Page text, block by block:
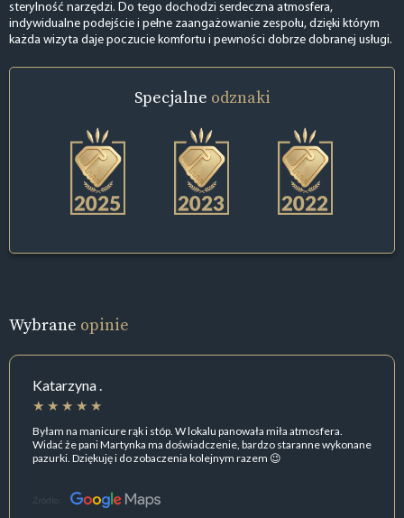
sterylność narzędzi. Do tego dochodzi serdeczna atmosfera,
indywidualne podejście i pełne zaangażowanie zespołu, dzięki którym
każda wizyta daje poczucie komfortu i pewności dobrze dobranej usługi.
Specjalne odznaki
Wybrane opinie
Katarzyna .
Byłam na manicure rąk i stóp. W lokalu panowała miła atmosfera.
Widać że pani Martynka ma doświadczenie, bardzo staranne wykonane
pazurki. Dziękuję i do zobaczenia kolejnym razem 😉
Źródło: